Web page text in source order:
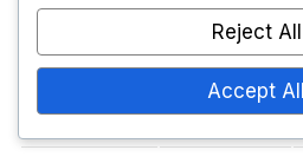
accès plus rapide aux objets
Skins
Exclusifs
Reject All
Accept All